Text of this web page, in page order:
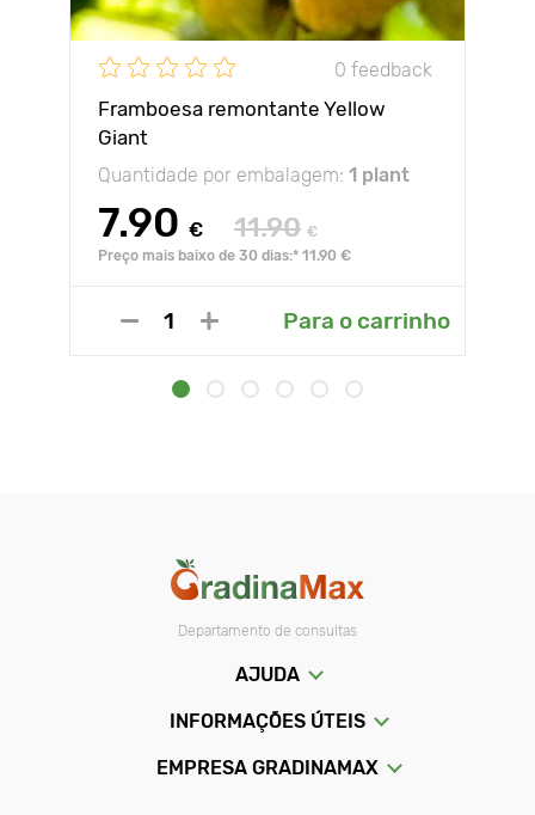
0 feedback
Framboesa remontante Yellow
Giant
Quantidade por embalagem: 1 plant
7.90 € 11.90 €
Preço mais baixo de 30 dias:* 11.90 €
Para o carrinho
Departamento de consultas
AJUDA
INFORMAÇÕES ÚTEIS
EMPRESA GRADINAMAX